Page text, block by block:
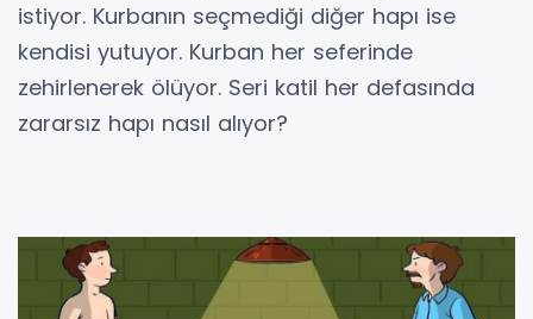
istiyor. Kurbanın seçmediği diğer hapı ise
kendisi yutuyor. Kurban her seferinde
zehirlenerek ölüyor. Seri katil her defasında
zararsız hapı nasıl alıyor?